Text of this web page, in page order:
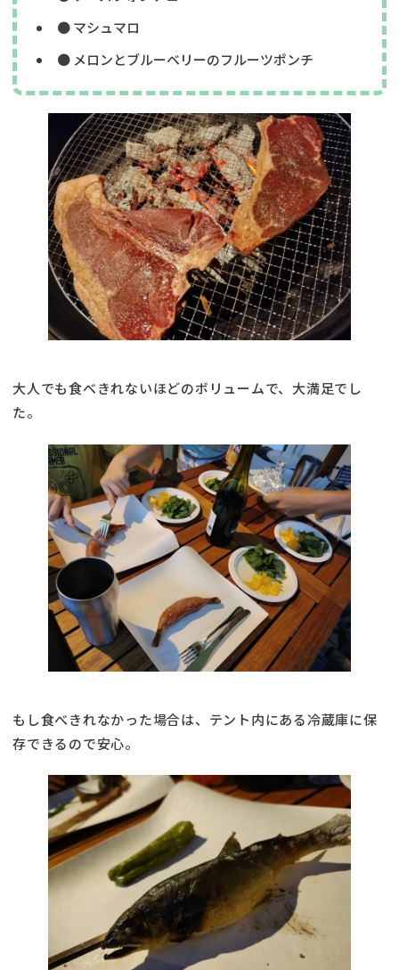
● マシュマロ
● メロンとブルーベリーのフルーツポンチ
大人でも食べきれないほどのボリュームで、大満足でし
た。
もし食べきれなかった場合は、テント内にある冷蔵庫に保
存できるので安心。